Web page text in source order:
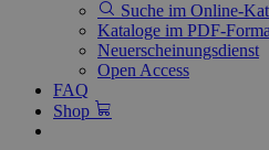
Suche im Online-
Kataloge im PDF-
Neuerscheinungsdienst
Open Access
FAQ
Shop